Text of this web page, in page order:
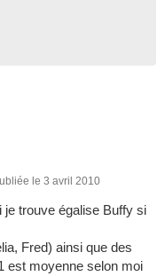
le 3 avril 2010
trouve égalise Buffy si
Fred) ainsi que des
est moyenne selon moi